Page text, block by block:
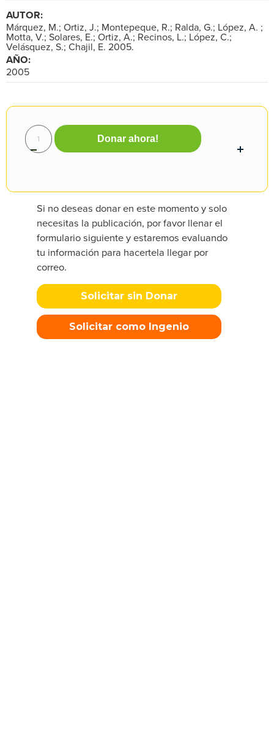
AUTOR:
Márquez, M.; Ortiz, J.; Montepeque, R.; Ralda, G.; López, A. ;
Motta, V.; Solares, E.; Ortiz, A.; Recinos, L.; López, C.;
Velásquez, S.; Chajil, E. 2005.
AÑO:
2005
Donar ahora!
Si no deseas donar en este momento y solo
necesitas la publicación, por favor llenar el
formulario siguiente y estaremos evaluando
tu información para hacertela llegar por
correo.
Solicitar sin Donar
Solicitar como Ingenio